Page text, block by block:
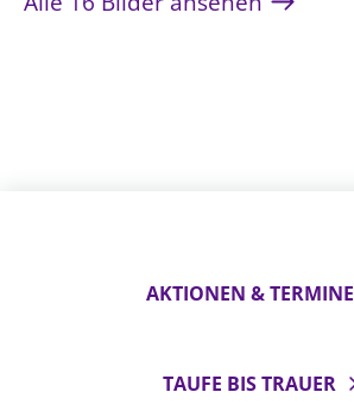
AKTIONEN & TERMINE
TAUFE BIS TRAUER